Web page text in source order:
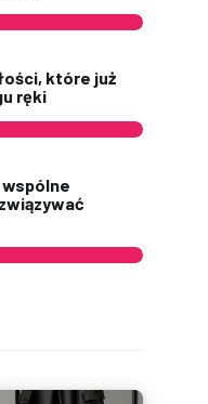
które już
ręki
wspólne